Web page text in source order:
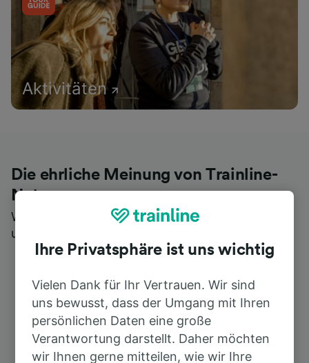
Aktivitäten
Die ehrliche Meinung von Trainline-
Nutzern
Wer könnte Ihnen besseres Feedback geben als
unsere Kunden selbst?
Ihre Privatsphäre ist uns wichtig
Vielen Dank für Ihr Vertrauen. Wir sind
uns bewusst, dass der Umgang mit Ihren
persönlichen Daten eine große
Verantwortung darstellt. Daher möchten
wir Ihnen gerne mitteilen, wie wir Ihre